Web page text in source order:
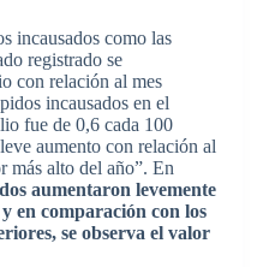
incausados como las
registrado se
con relación al mes
incausados en el
fue de 0,6 cada 100
aumento con relación al
más alto del año”. En
aumentaron levemente
en comparación con los
se observa el valor